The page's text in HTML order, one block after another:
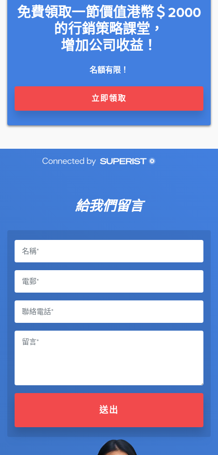
免費領取一節價值港幣＄2000
的行銷策略課堂，
增加公司收益！
名額有限！
立即領取
給我們留言
送出